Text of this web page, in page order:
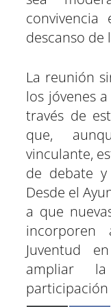
descanso de
La reunión
los jóvenes
través de
que,
vinculante,
de debate
Desde el
a que
Juventud
ampliar
participación